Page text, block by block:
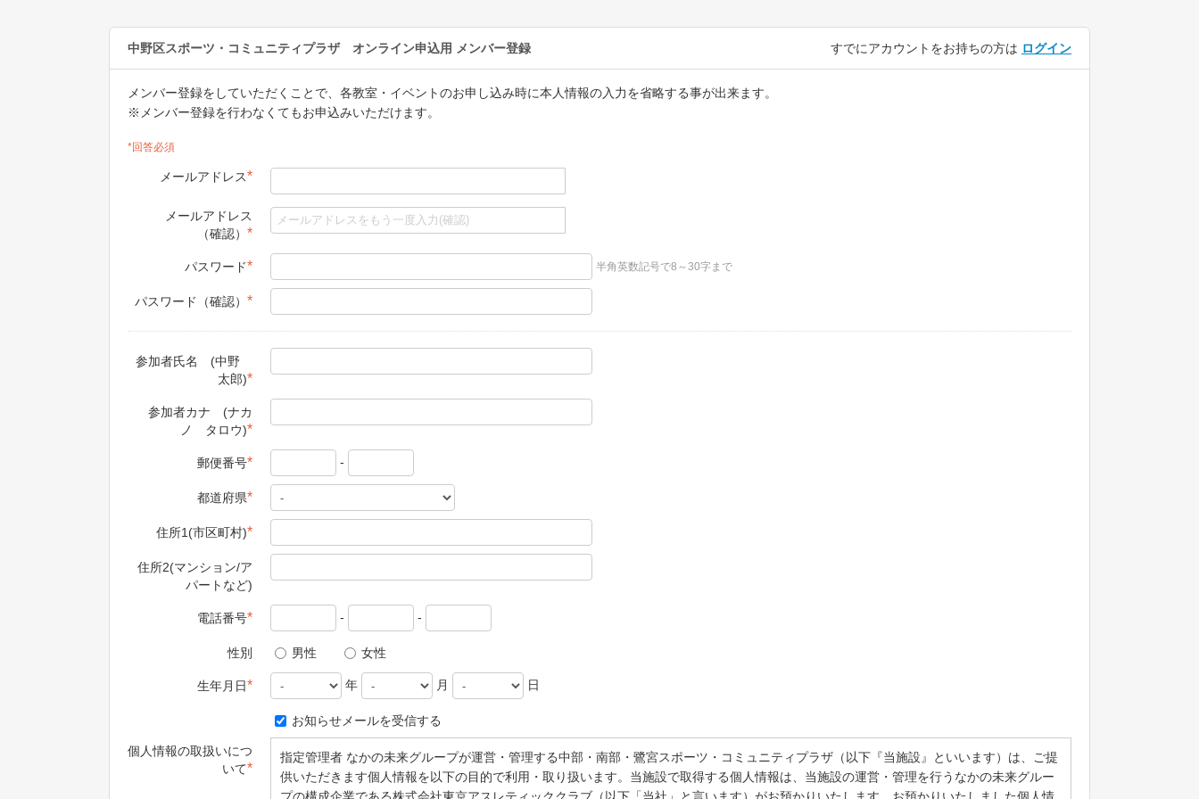
中野区スポーツ・コミュニティプラザ オンライン申込用 メンバー登録 すでにアカウントをお持ちの方は ログイン
メンバー登録をしていただくことで、各教室・イベントのお申し込み時に本人情報の入力を省略する事が出来ます。
※メンバー登録を行わなくてもお申込みいただけます。
*回答必須
メールアドレス*
メールアドレス
（確認） *
パスワード* 半角英数記号で8～30字まで
パスワード（確認） *
参加者氏名 (中野
太郎)*
参加者カナ (ナカ
ノ タロウ)*
郵便番号* -
都道府県*
住所1(市区町村)*
住所2(マンション/ア
パートなど)
電話番号* - -
性別 男性 女性
生年月日* 年 月 日
お知らせメールを受信する
個人情報の取扱いにつ
いて*
指定管理者 なかの未来グループが運営・管理する中部・南部・鷺宮スポーツ・コミュニティプラザ（以下『当施設』といいます）は、ご提
供いただきます個人情報を以下の目的で利用・取り扱います。当施設で取得する個人情報は、当施設の運営・管理を行うなかの未来グルー